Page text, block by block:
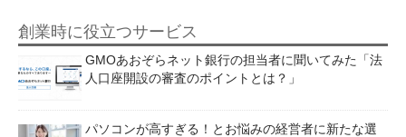
創業時に役立つサービス
GMOあおぞらネット銀行の担当者に聞いてみた「法
人口座開設の審査のポイントとは？」
パソコンが高すぎる！とお悩みの経営者に新たな選